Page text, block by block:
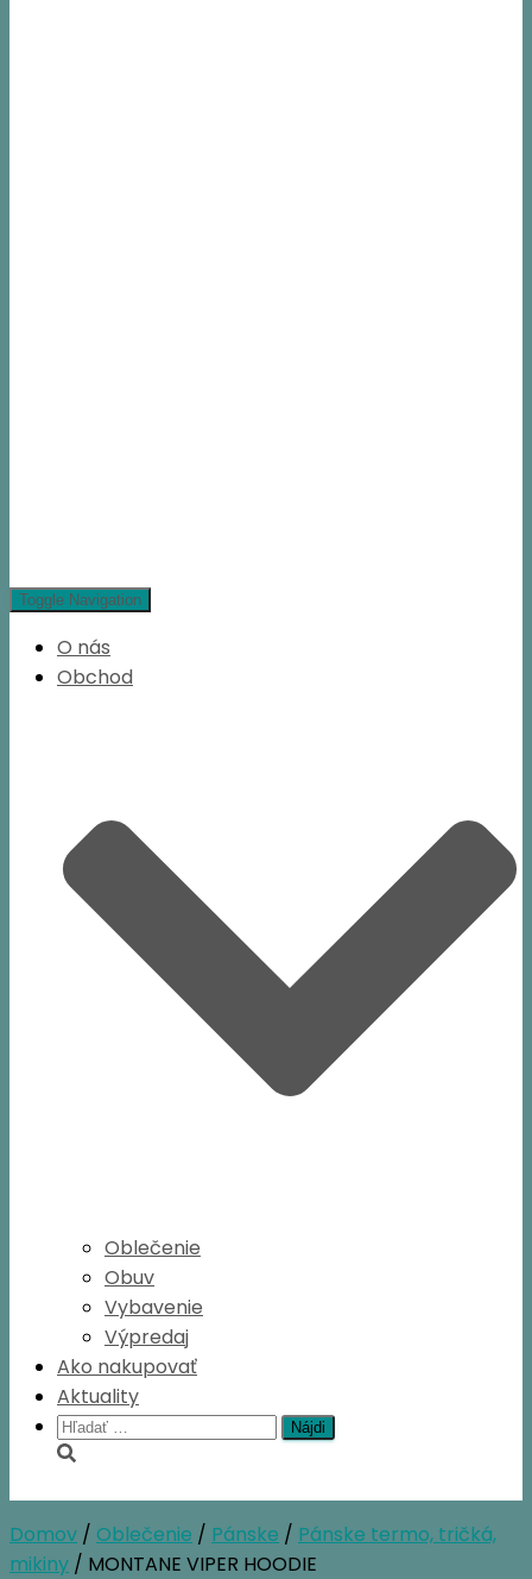
Toggle Navigation
O nás
Obchod
Oblečenie
Obuv
Vybavenie
Výpredaj
Ako nakupovať
Aktuality
Hľadať:
Domov / Oblečenie / Pánske / Pánske termo, tričká,
mikiny / MONTANE VIPER HOODIE